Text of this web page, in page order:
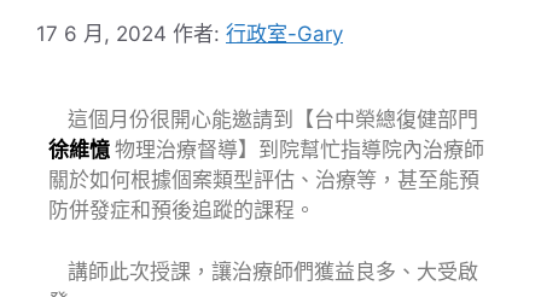
17 6 月, 2024 作者: 行政室-Gary
這個月份很開心能邀請到【台中榮總復健部門
徐維憶 物理治療督導】到院幫忙指導院內治療師
關於如何根據個案類型評估、治療等，甚至能預
防併發症和預後追蹤的課程。
講師此次授課，讓治療師們獲益良多、大受啟